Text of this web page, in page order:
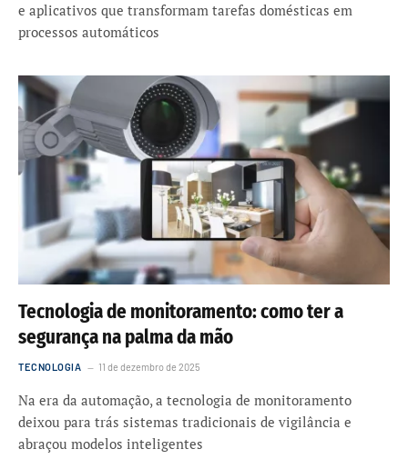
e aplicativos que transformam tarefas domésticas em
processos automáticos
Tecnologia de monitoramento: como ter a
segurança na palma da mão
TECNOLOGIA 11 de dezembro de 2025
Na era da automação, a tecnologia de monitoramento
deixou para trás sistemas tradicionais de vigilância e
abraçou modelos inteligentes